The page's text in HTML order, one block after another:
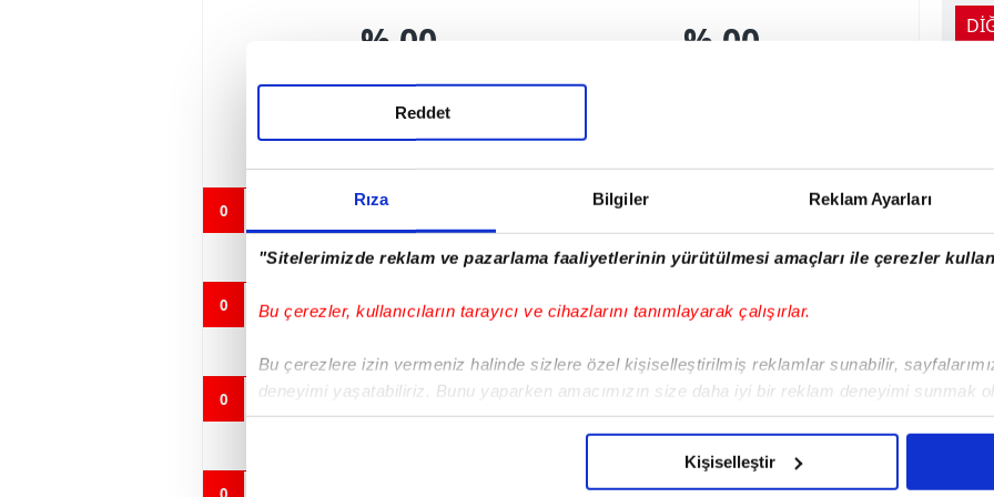
Rıza Bilgiler Reklam Ayarları
"Sitelerimizde reklam ve pazarlama faaliyetlerinin yürütülmesi amaçları ile çerezler
Bu çerezler, kullanıcıların tarayıcı ve cihazlarını tanımlayarak çalışırlar.
Bu çerezlere izin vermeniz halinde sizlere özel kişiselleştirilmiş reklamlar sunabilir,
deneyimi yaşatabiliriz. Bunu yaparken amacımızın size daha iyi bir reklam deneyimi sunmak
içerikleri sunabilmek adına elimizden gelen çabayı gösterdiğimizi ve bu noktada, reklamların
Reddet
Kişiselleştir
% 00 % 00
Gol Girişimi
0 0
İsabetli Vuruş
0
0 0